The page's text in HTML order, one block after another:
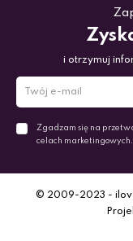
i otrzymuj
Zgadzam się na
celach marketingowych.
© 2009-2023 -